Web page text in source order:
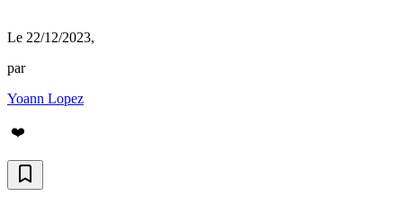
Le 22/12/2023,
par
Yoann Lopez
❤️